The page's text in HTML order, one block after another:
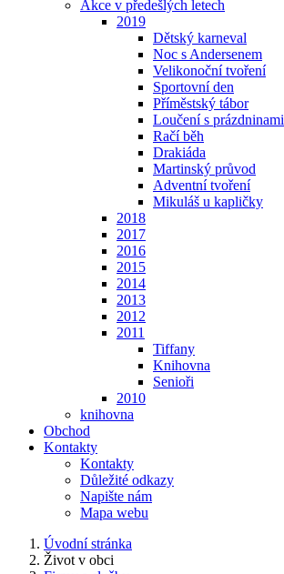
Akce v předešlých letech
2019
Dětský karneval
Noc s Andersenem
Velikonoční tvoření
Sportovní den
Příměstský tábor
Loučení s prázdninami
Račí běh
Drakiáda
Martinský průvod
Adventní tvoření
Mikuláš u kapličky
2018
2017
2016
2015
2014
2013
2012
2011
Tiffany
Knihovna
Senioři
2010
knihovna
Obchod
Kontakty
Kontakty
Důležité odkazy
Napište nám
Mapa webu
Úvodní stránka
Život v obci